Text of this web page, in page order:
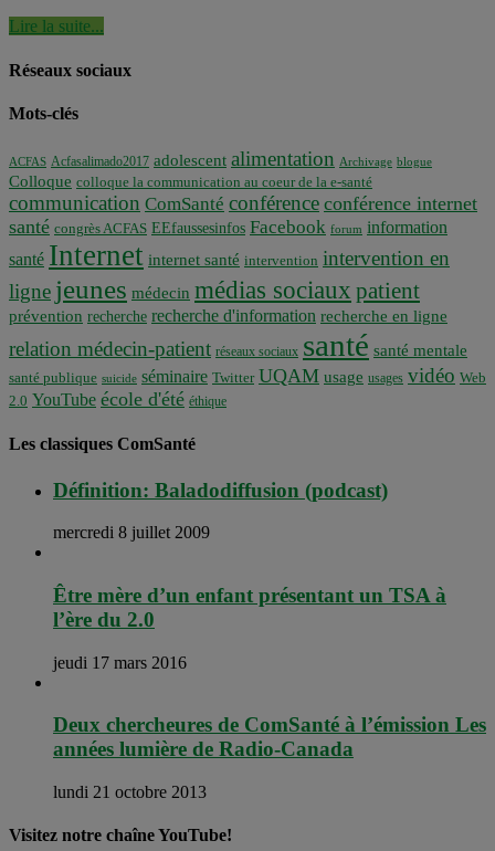
Lire la suite...
Réseaux sociaux
Mots-clés
ACFAS Acfasalimado2017 adolescent alimentation Archivage blogue
Colloque colloque la communication au coeur de la e-santé
communication ComSanté conférence conférence internet
santé congrès ACFAS EEfaussesinfos Facebook forum information
santé Internet internet santé intervention intervention en
ligne jeunes médecin médias sociaux patient
prévention recherche recherche d'information recherche en ligne
relation médecin-patient réseaux sociaux santé santé mentale
santé publique suicide séminaire Twitter UQAM usage usages vidéo Web
2.0 YouTube école d'été éthique
Les classiques ComSanté
Définition: Baladodiffusion (podcast)
mercredi 8 juillet 2009
Être mère d’un enfant présentant un TSA à
l’ère du 2.0
jeudi 17 mars 2016
Deux chercheures de ComSanté à l’émission Les
années lumière de Radio-Canada
lundi 21 octobre 2013
Visitez notre chaîne YouTube!